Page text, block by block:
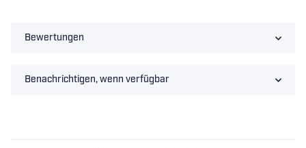
Bewertungen
Benachrichtigen, wenn verfügbar